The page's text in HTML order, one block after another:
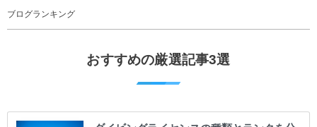
ブログランキング
おすすめの厳選記事3選